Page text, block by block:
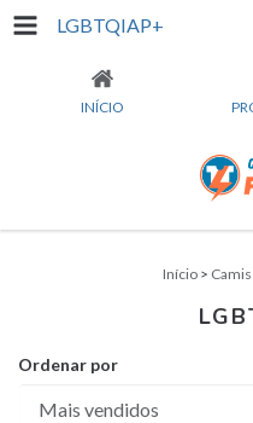
LGBTQIAP+
INÍCIO
Início >
Ordenar por